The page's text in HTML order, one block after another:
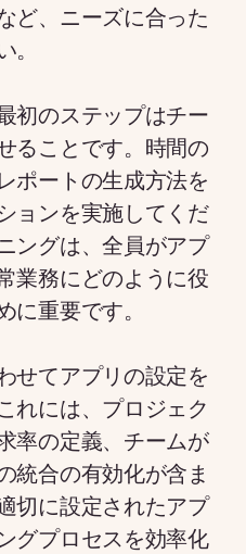
ど、ニーズに合った
。
初のステップはチー
ることです。時間の
ポートの生成方法を
ョンを実施してくだ
ングは、全員がアプ
業務にどのように役
に重要です。
せてアプリの設定を
れには、プロジェク
率の定義、チームが
統合の有効化が含ま
切に設定されたアプ
グプロセスを効率化